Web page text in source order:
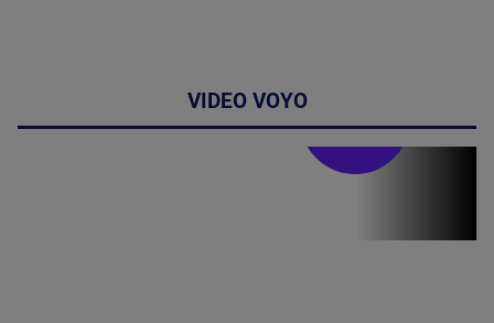
VIDEO VOYO